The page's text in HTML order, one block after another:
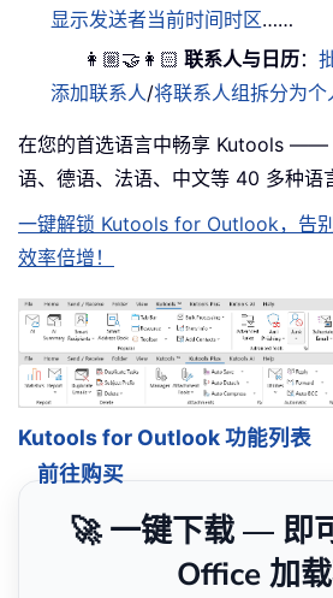
显示发送者当前时间时区……
👩🏼‍🤝‍👩🏻 联系人与日历：
添加联系人/将联系人组拆分为个
在您的首选语言中畅享 Kutools ——
语、德语、法语、中文等 40 多种语
一键解锁 Kutools for Outlook，告
效率倍增！
Kutools for Outlook 功能列表
前往购买
🚀 一键下载 — 即
Office 加